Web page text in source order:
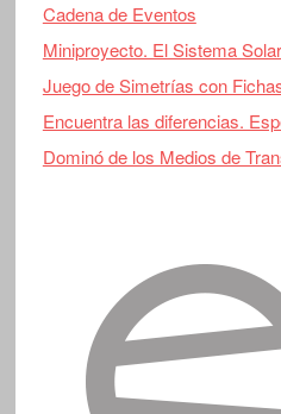
Cadena de Eventos
Miniproyecto. El Sistema Solar
Juego de Simetrías con
Encuentra las diferencias.
Dominó de los Medios de